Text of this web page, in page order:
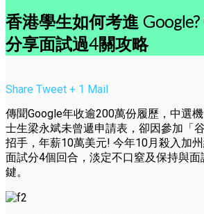
香港學生如何考進
分享面試過4關攻略
Share Tweet + 1 Mail
傳聞Google年收逾200萬份履歷，中選
士生梁永斌未曾遞申請表，卻因參加「
招手，年薪10萬美元! 今年10月殺入加
面試分4個回合，淡定不口窒及保持與
鍵。